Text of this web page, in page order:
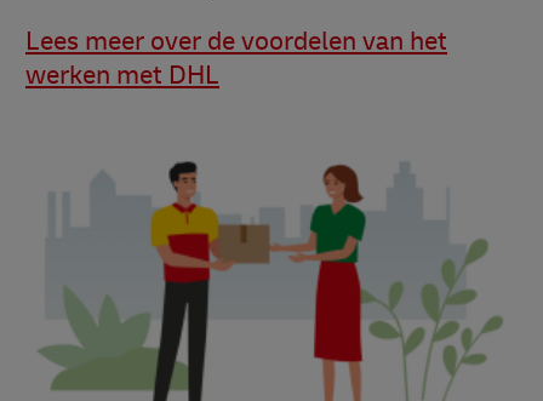
Lees meer over de voordelen van het
werken met DHL